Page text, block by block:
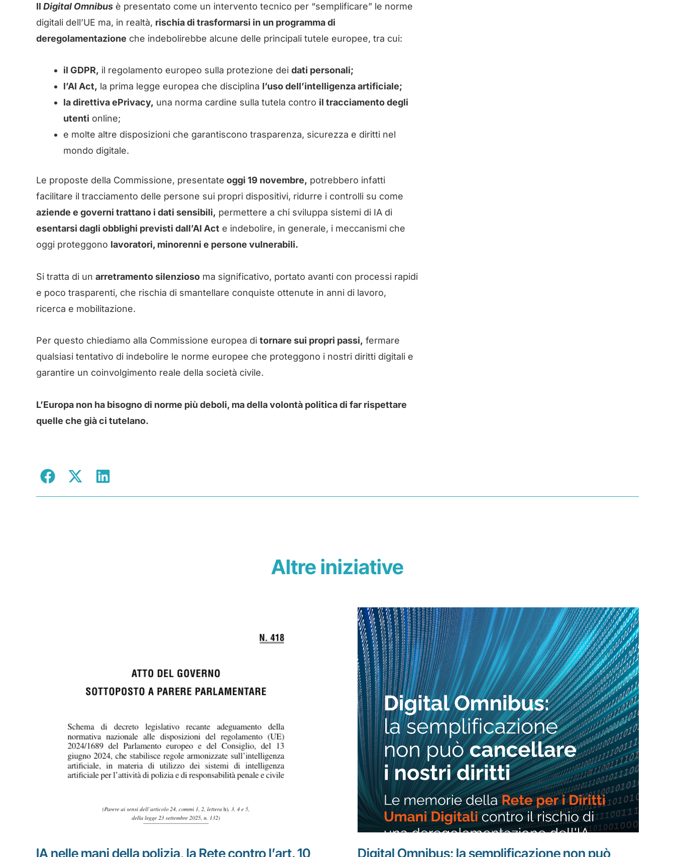
Il Digital Omnibus è presentato come un intervento tecnico per “semplificare” le norme
digitali dell’UE ma, in realtà, rischia di trasformarsi in un programma di
deregolamentazione che indebolirebbe alcune delle principali tutele europee, tra cui:
il GDPR, il regolamento europeo sulla protezione dei dati personali;
l’AI Act, la prima legge europea che disciplina l’uso dell’intelligenza artificiale;
la direttiva ePrivacy, una norma cardine sulla tutela contro il tracciamento degli
utenti online;
e molte altre disposizioni che garantiscono trasparenza, sicurezza e diritti nel
mondo digitale.
Le proposte della Commissione, presentate oggi 19 novembre, potrebbero infatti
facilitare il tracciamento delle persone sui propri dispositivi, ridurre i controlli su come
aziende e governi trattano i dati sensibili, permettere a chi sviluppa sistemi di IA di
esentarsi dagli obblighi previsti dall’AI Act e indebolire, in generale, i meccanismi che
oggi proteggono lavoratori, minorenni e persone vulnerabili.
Si tratta di un arretramento silenzioso ma significativo, portato avanti con processi rapidi
e poco trasparenti, che rischia di smantellare conquiste ottenute in anni di lavoro,
ricerca e mobilitazione.
Per questo chiediamo alla Commissione europea di tornare sui propri passi, fermare
qualsiasi tentativo di indebolire le norme europee che proteggono i nostri diritti digitali e
garantire un coinvolgimento reale della società civile.
L’Europa non ha bisogno di norme più deboli, ma della volontà politica di far rispettare
quelle che già ci tutelano.
Altre iniziative
IA nelle mani della polizia, la Rete contro l’art. 10 Digital Omnibus: la semplificazione non può